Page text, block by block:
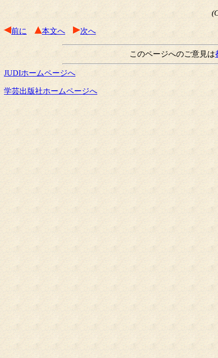
前に 本文へ 次へ
このページへのご意見は
JUDIホームページへ
学芸出版社ホームページへ